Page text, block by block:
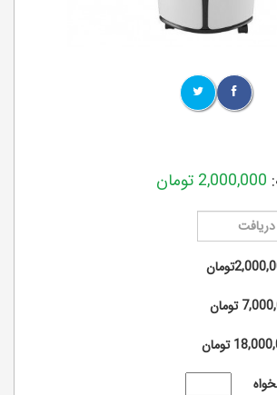
2,000,000 تومان
تومان
تومان